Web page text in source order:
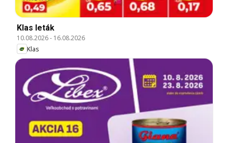
Klas leták
10.08.2026- 16.08.2026
Klas